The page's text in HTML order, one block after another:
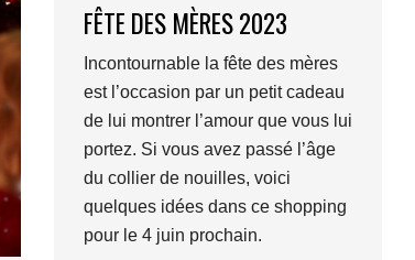
FÊTE DES MÈRES 2023
Incontournable la fête des mères
est l’occasion par un petit cadeau
de lui montrer l’amour que vous lui
portez. Si vous avez passé l’âge
du collier de nouilles, voici
quelques idées dans ce shopping
pour le 4 juin prochain.